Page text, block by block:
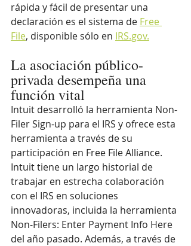
rápida y fácil de presentar una
declaración es el sistema de Free
File, disponible sólo en IRS.gov.
La asociación público-
privada desempeña una
función vital
Intuit desarrolló la herramienta Non-
Filer Sign-up para el IRS y ofrece esta
herramienta a través de su
participación en Free File Alliance.
Intuit tiene un largo historial de
trabajar en estrecha colaboración
con el IRS en soluciones
innovadoras, incluida la herramienta
Non-Filers: Enter Payment Info Here
del año pasado. Además, a través de